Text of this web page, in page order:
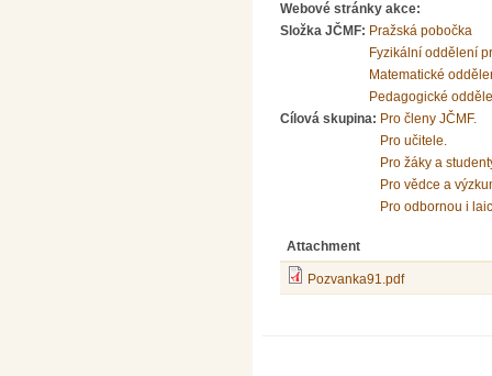
Webové stránky akce:
Složka JČMF: Pražská pobočka
Fyzikální oddělení
Matematické
Pedagogické
Cílová skupina: Pro členy JČMF.
Pro učitele.
Pro žáky a
Pro vědce a
Pro odbornou i
Attachment
Pozvanka91.pdf